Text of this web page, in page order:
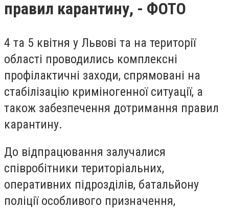
правил карантину, - ФОТО
4 та 5 квітня у Львові та на території
області проводились комплексні
профілактичні заходи, спрямовані на
стабілізацію криміногенної ситуації, а
також забезпечення дотримання правил
карантину.
До відпрацювання залучалися
співробітники територіальних,
оперативних підрозділів, батальйону
поліції особливого призначення,